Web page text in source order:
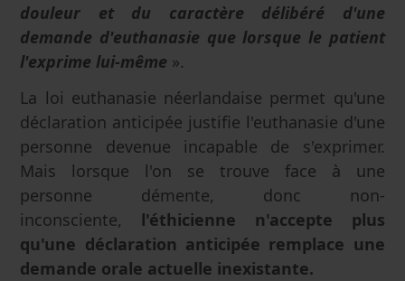
douleur et du caractère délibéré d'une
demande d'euthanasie que lorsque le patient
l'exprime lui-même ».
La loi euthanasie néerlandaise permet qu'une
déclaration anticipée justifie l'euthanasie d'une
personne devenue incapable de s'exprimer.
Mais lorsque l'on se trouve face à une
personne démente, donc non-
inconsciente, l'éthicienne n'accepte plus
qu'une déclaration anticipée remplace une
demande orale actuelle inexistante.